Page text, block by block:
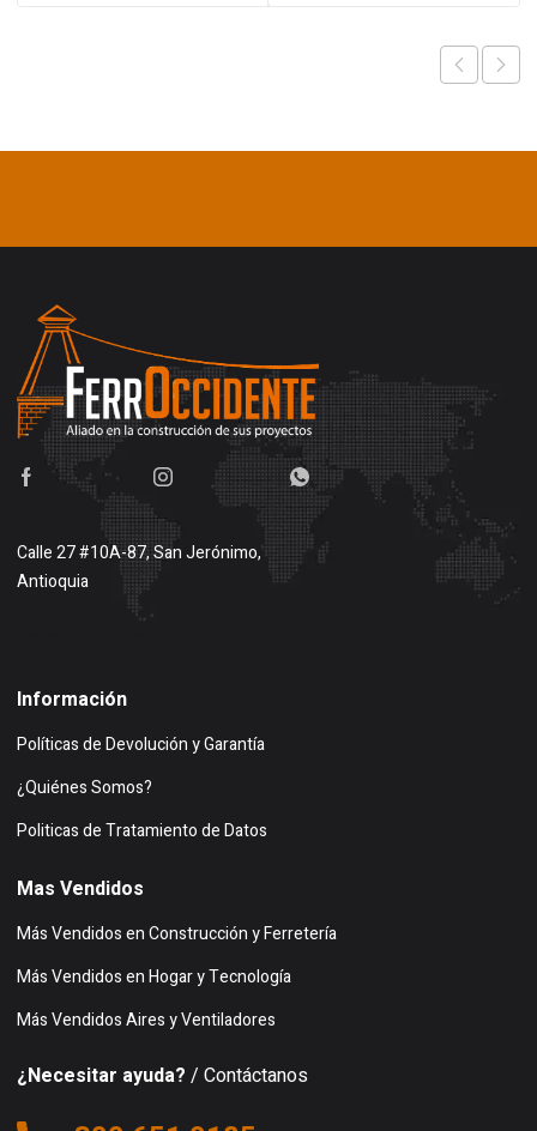
Calle 27 #10A-87, San Jerónimo,
Antioquia
Información
Políticas de Devolución y Garantía
¿Quiénes Somos?
Politicas de Tratamiento de Datos
Mas Vendidos
Más Vendidos en Construcción y Ferretería
Más Vendidos en Hogar y Tecnología
Más Vendidos Aires y Ventiladores
¿Necesitar ayuda? / Contáctanos